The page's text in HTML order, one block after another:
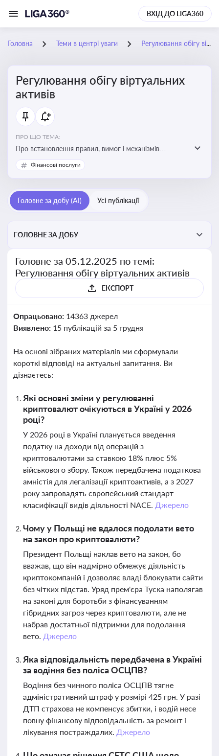
ВХІД ДО LIGA360
Головна Теми в центрі уваги Регулювання обігу віртуальних активів
Регулювання обігу віртуальних
активів
ПРО ЩО ТЕМА:
Про встановлення правил, вимог і механізмів
контролю за використанням, обігом та
оподаткуванням віртуальних активів, таких як
Фінансові послуги
Головне за добу (AI) Усі публікації
ГОЛОВНЕ ЗА ДОБУ
Головне за 05.12.2025 по темі:
Регулювання обігу віртуальних активів
ЕКСПОРТ
Опрацьовано: 14363 джерел
Виявлено: 15 публікацій за 5 грудня
На основі зібраних матеріалів ми сформували
короткі відповіді на актуальні запитання. Ви
дізнаєтесь:
Які основні зміни у регулюванні
криптовалют очікуються в Україні у 2026
році?
У 2026 році в Україні планується введення
податку на доходи від операцій з
криптовалютами за ставкою 18% плюс 5%
військового збору. Також передбачена податкова
амністія для легалізації криптоактивів, а з 2027
року запровадять європейський стандарт
класифікації видів діяльності NACE. Джерело
Чому у Польщі не вдалося подолати вето
на закон про криптовалюти?
Президент Польщі наклав вето на закон, бо
вважав, що він надмірно обмежує діяльність
криптокомпаній і дозволяє владі блокувати сайти
без чітких підстав. Уряд прем'єра Туска наполягав
на законі для боротьби з фінансуванням
гібридних загроз через криптовалюти, але не
набрав достатньої підтримки для подолання
вето. Джерело
Яка відповідальність передбачена в Україні
за водіння без поліса ОСЦПВ?
Водіння без чинного поліса ОСЦПВ тягне
адміністративний штраф у розмірі 425 грн. У разі
ДТП страхова не компенсує збитки, і водій несе
повну фінансову відповідальність за ремонт і
лікування постраждалих. Джерело